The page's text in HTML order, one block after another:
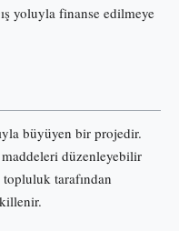
yoluyla finanse edilmeye
büyüyen bir projedir.
maddeleri düzenleyebilir
tarafından